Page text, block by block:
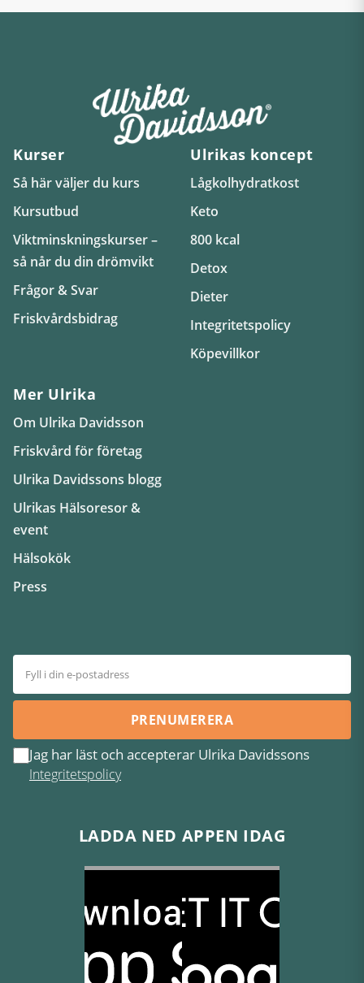
Kurser
Så här väljer du kurs
Kursutbud
Viktminskningskurser –
så når du din drömvikt
Frågor & Svar
Friskvårdsbidrag
Ulrikas koncept
Lågkolhydratkost
Keto
800 kcal
Detox
Dieter
Integritetspolicy
Köpevillkor
Mer Ulrika
Om Ulrika Davidsson
Friskvård för företag
Ulrika Davidssons blogg
Ulrikas Hälsoresor &
event
Hälsokök
Press
PRENUMERERA
Jag har läst och accepterar Ulrika Davidssons
Integritetspolicy
LADDA NED APPEN IDAG